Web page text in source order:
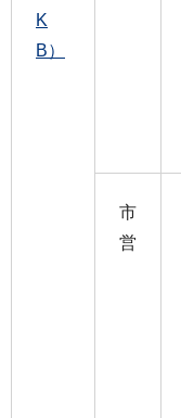
K
B）
市
営